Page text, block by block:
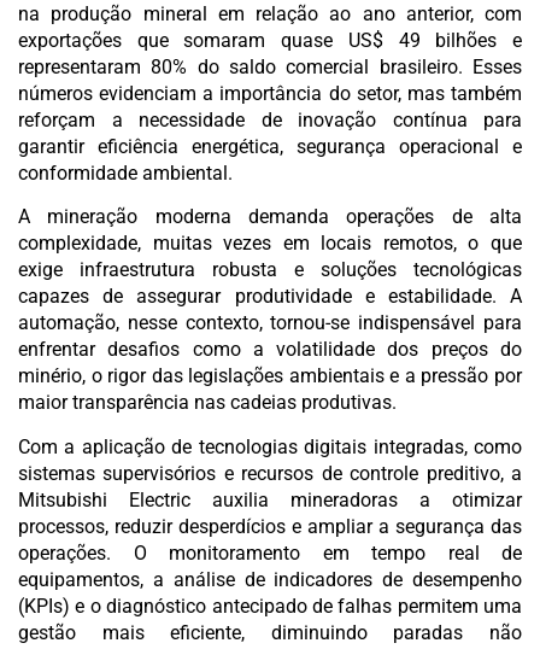
na produção mineral em relação ao ano anterior, com
exportações que somaram quase US$ 49 bilhões e
representaram 80% do saldo comercial brasileiro. Esses
números evidenciam a importância do setor, mas também
reforçam a necessidade de inovação contínua para
garantir eficiência energética, segurança operacional e
conformidade ambiental.
A mineração moderna demanda operações de alta
complexidade, muitas vezes em locais remotos, o que
exige infraestrutura robusta e soluções tecnológicas
capazes de assegurar produtividade e estabilidade. A
automação, nesse contexto, tornou-se indispensável para
enfrentar desafios como a volatilidade dos preços do
minério, o rigor das legislações ambientais e a pressão por
maior transparência nas cadeias produtivas.
Com a aplicação de tecnologias digitais integradas, como
sistemas supervisórios e recursos de controle preditivo, a
Mitsubishi Electric auxilia mineradoras a otimizar
processos, reduzir desperdícios e ampliar a segurança das
operações. O monitoramento em tempo real de
equipamentos, a análise de indicadores de desempenho
(KPIs) e o diagnóstico antecipado de falhas permitem uma
gestão mais eficiente, diminuindo paradas não